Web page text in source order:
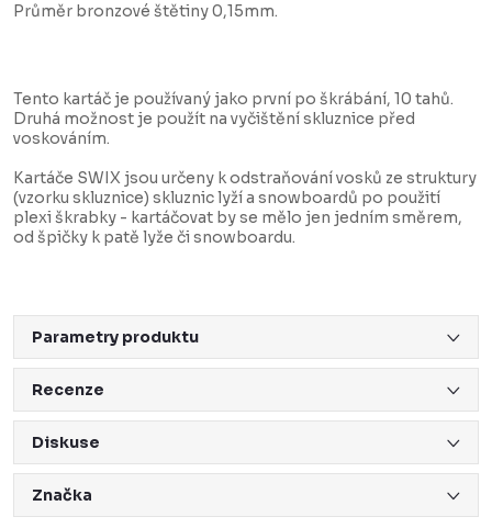
Průměr bronzové štětiny 0,15mm.
Tento kartáč je používaný jako první po škrábání, 10 tahů.
Druhá možnost je použít na vyčištění skluznice před
voskováním.
Kartáče SWIX jsou určeny k odstraňování vosků ze struktury
(vzorku skluznice) skluznic lyží a snowboardů po použití
plexi škrabky - kartáčovat by se mělo jen jedním směrem,
od špičky k patě lyže či snowboardu.
Parametry produktu
Recenze
Diskuse
Značka